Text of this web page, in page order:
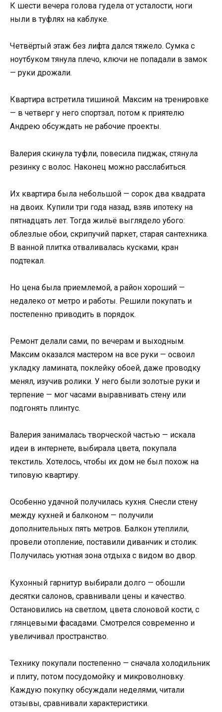
К шести вечера голова гудела от усталости, ноги
ныли в туфлях на каблуке.
Четвёртый этаж без лифта дался тяжело. Сумка с
ноутбуком тянула плечо, ключи не попадали в замок
— руки дрожали.
Квартира встретила тишиной. Максим на тренировке
— в четверг у него спортзал, потом к приятелю
Андрею обсуждать не рабочие проекты.
Валерия скинула туфли, повесила пиджак, стянула
резинку с волос. Наконец можно расслабиться.
Их квартира была небольшой — сорок два квадрата
на двоих. Купили три года назад, взяв ипотеку на
пятнадцать лет. Тогда жильё выглядело убого:
облезлые обои, скрипучий паркет, старая сантехника.
В ванной плитка отваливалась кусками, кран
подтекал.
Но цена была приемлемой, а район хороший —
недалеко от метро и работы. Решили покупать и
постепенно приводить в порядок.
Ремонт делали сами, по вечерам и выходным.
Максим оказался мастером на все руки — освоил
укладку ламината, поклейку обоей, даже проводку
менял, изучив ролики. У него были золотые руки и
терпение — мог часами выравнивать стену или
подгонять плинтус.
Валерия занималась творческой частью — искала
идеи в интернете, выбирала цвета, покупала
текстиль. Хотелось, чтобы их дом не был похож на
типовую квартиру.
Особенно удачной получилась кухня. Снесли стену
между кухней и балконом — получили
дополнительных пять метров. Балкон утеплили,
провели отопление, поставили диванчик и столик.
Получилась уютная зона отдыха с видом во двор.
Кухонный гарнитур выбирали долго — обошли
десятки салонов, сравнивали цены и качество.
Остановились на светлом, цвета слоновой кости, с
глянцевыми фасадами. Смотрелся современно и
увеличивал пространство.
Технику покупали постепенно — сначала холодильник
и плиту, потом посудомойку и микроволновку.
Каждую покупку обсуждали неделями, читали
отзывы, сравнивали характеристики.